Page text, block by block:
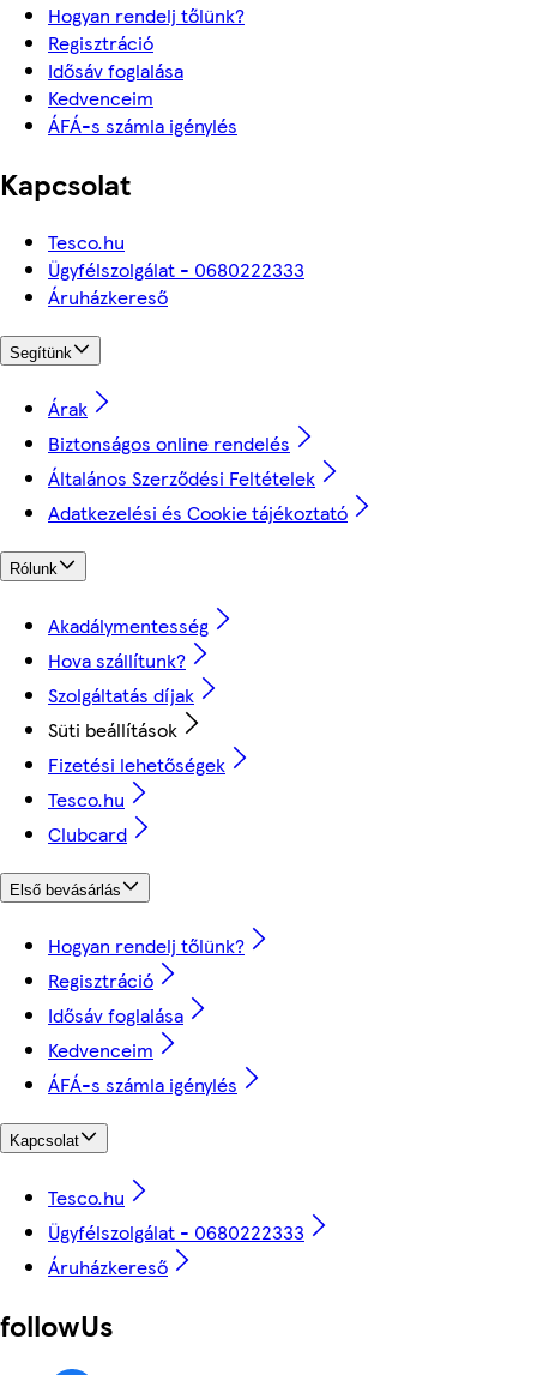
Hogyan rendelj tőlünk?
Regisztráció
Idősáv foglalása
Kedvenceim
ÁFÁ-s számla igénylés
Kapcsolat
Tesco.hu
Ügyfélszolgálat - 0680222333
Áruházkereső
Segítünk
Árak
Biztonságos online rendelés
Általános Szerződési Feltételek
Adatkezelési és Cookie tájékoztató
Rólunk
Akadálymentesség
Hova szállítunk?
Szolgáltatás díjak
Süti beállítások
Fizetési lehetőségek
Tesco.hu
Clubcard
Első bevásárlás
Hogyan rendelj tőlünk?
Regisztráció
Idősáv foglalása
Kedvenceim
ÁFÁ-s számla igénylés
Kapcsolat
Tesco.hu
Ügyfélszolgálat - 0680222333
Áruházkereső
followUs